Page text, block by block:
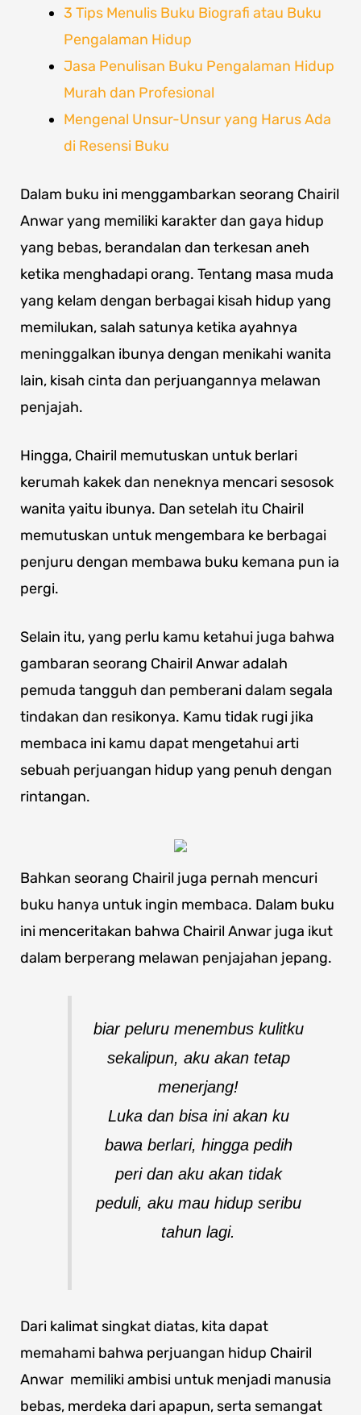
3 Tips Menulis Buku Biografi atau Buku
Pengalaman Hidup
Jasa Penulisan Buku Pengalaman Hidup
Murah dan Profesional
Mengenal Unsur-Unsur yang Harus Ada
di Resensi Buku
Dalam buku ini menggambarkan seorang Chairil
Anwar yang memiliki karakter dan gaya hidup
yang bebas, berandalan dan terkesan aneh
ketika menghadapi orang. Tentang masa muda
yang kelam dengan berbagai kisah hidup yang
memilukan, salah satunya ketika ayahnya
meninggalkan ibunya dengan menikahi wanita
lain, kisah cinta dan perjuangannya melawan
penjajah.
Hingga, Chairil memutuskan untuk berlari
kerumah kakek dan neneknya mencari sesosok
wanita yaitu ibunya. Dan setelah itu Chairil
memutuskan untuk mengembara ke berbagai
penjuru dengan membawa buku kemana pun ia
pergi.
Selain itu, yang perlu kamu ketahui juga bahwa
gambaran seorang Chairil Anwar adalah
pemuda tangguh dan pemberani dalam segala
tindakan dan resikonya. Kamu tidak rugi jika
membaca ini kamu dapat mengetahui arti
sebuah perjuangan hidup yang penuh dengan
rintangan.
Bahkan seorang Chairil juga pernah mencuri
buku hanya untuk ingin membaca. Dalam buku
ini menceritakan bahwa Chairil Anwar juga ikut
dalam berperang melawan penjajahan jepang.
biar peluru menembus kulitku
sekalipun, aku akan tetap
menerjang!
Luka dan bisa ini akan ku
bawa berlari, hingga pedih
peri dan aku akan tidak
peduli, aku mau hidup seribu
tahun lagi.
Dari kalimat singkat diatas, kita dapat
memahami bahwa perjuangan hidup Chairil
Anwar memiliki ambisi untuk menjadi manusia
bebas, merdeka dari apapun, serta semangat